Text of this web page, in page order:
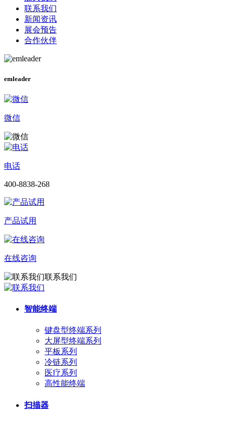
联系我们
新闻资讯
展会预告
合作伙伴
emleader
微信
电话
400-8838-268
产品试用
在线咨询
联系我们
智能终端
键盘型终端系列
大屏型终端系列
平板系列
冷链系列
医疗系列
高性能终端
扫描器